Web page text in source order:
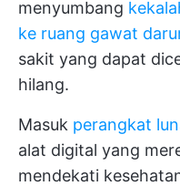
menyumbang
ke ruang gawat
sakit yang dapat
hilang.
Masuk perangkat
alat digital yang
mendekati